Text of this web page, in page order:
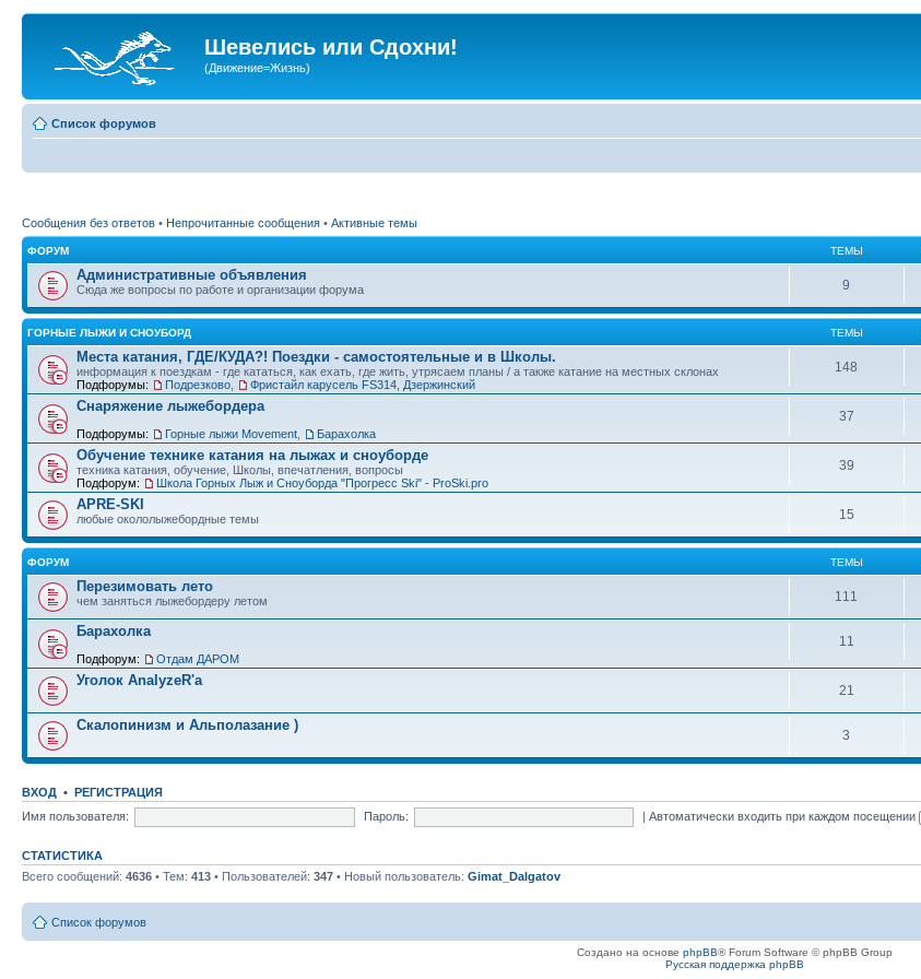
Шевелись или Сдохни!
(Движение=Жизнь)
Список форумов
Сообщения без ответов • Непрочитанные сообщения • Активные темы
ФОРУМ ТЕМЫ
Административные объявления
Сюда же вопросы по работе и организации форума 9
ГОРНЫЕ ЛЫЖИ И СНОУБОРД ТЕМЫ
Места катания, ГДЕ/КУДА?! Поездки - самостоятельные и в Школы.
информация к поездкам - где кататься, как ехать, где жить, утрясаем планы / а также катание на местных склонах
Подфорумы:
Подрезково Фристайл карусель FS314, Дзержинский
148
Снаряжение лыжебордера
Подфорумы: Горные лыжи Movement Барахолка
37
Обучение технике катания на лыжах и сноуборде
техника катания, обучение, Школы, впечатления, вопросы
Подфорум:
Школа Горных Лыж и Сноуборда "Прогресс Ski" - ProSki.pro
39
APRE-SKI
любые окололыжебордные темы 15
ФОРУМ ТЕМЫ
Перезимовать лето
чем заняться лыжебордеру летом 111
Барахолка
Подфорум: Отдам ДАРОМ
11
Уголок AnalyzeR'а
21
Скалопинизм и Альполазание )
3
ВХОД • РЕГИСТРАЦИЯ
Имя пользователя:
Пароль: |Автоматически входить при каждом посещении
СТАТИСТИКА
Всего сообщений: 4636 • Тем: 413 • Пользователей: 347 • Новый пользователь: Gimat_Dalgatov
Список форумов
Создано на основе phpBB® Forum Software © phpBB Group
Русская поддержка phpBB